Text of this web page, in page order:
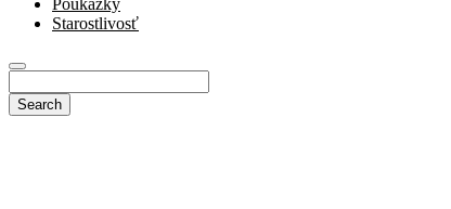
Poukážky
Starostlivosť